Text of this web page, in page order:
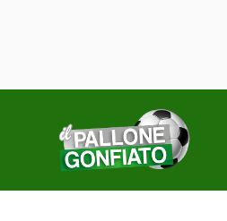
contenuto